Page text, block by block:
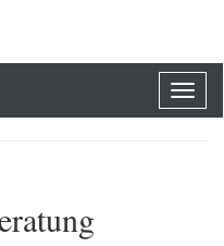
ein-/